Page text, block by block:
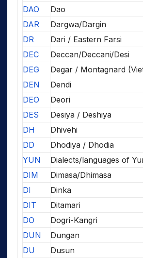
DAO
Dao
DAR
Dargwa/Dargin
DR
Dari / Eastern Farsi
DEC
Deccan/Deccani/Desi
DEG
Degar / Montagnard
DEN
Dendi
DEO
Deori
DES
Desiya / Deshiya
DH
Dhivehi
DD
Dhodiya / Dhodia
YUN
Dialects/languages of
DIM
Dimasa/Dhimasa
DI
Dinka
DIT
Ditamari
DO
Dogri-Kangri
DUN
Dungan
DU
Dusun